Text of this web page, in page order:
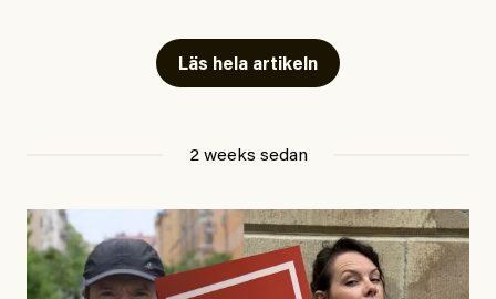
Läs hela artikeln
2 weeks sedan